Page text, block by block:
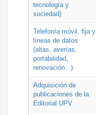
tecnología y
sociedad)
Telefonía móvil, fija y
líneas de datos
(altas, averías,
portabilidad,
renovación...)
Adquisición de
publicaciones de la
Editorial UPV